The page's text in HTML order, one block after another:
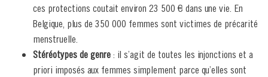
ces protections coutait environ 23 500 € dans une vie. En
Belgique, plus de 350 000 femmes sont victimes de précarité
menstruelle.
Stéréotypes de genre: il s’agit de toutes les injonctions et a
priori imposés aux femmes simplement parce qu’elles sont